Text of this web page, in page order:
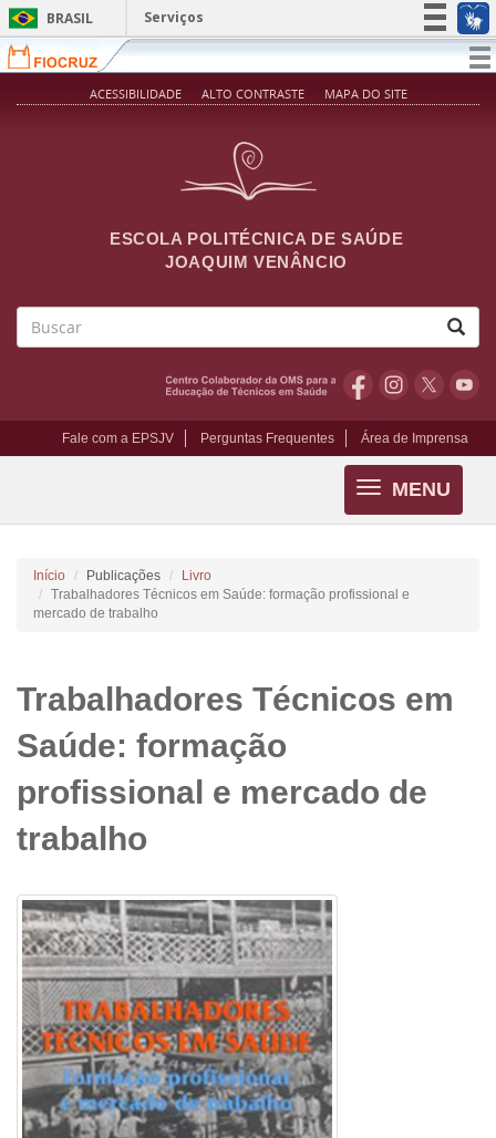
Pular para o conteúdo principal
BRASIL
Serviços
Simplifique!
Participe
ACESSIBILIDADE ALTO CONTRASTE MAPA DO SITE
ESCOLA POLITÉCNICA DE SAÚDE
JOAQUIM VENÂNCIO
Fale com a EPSJV Perguntas Frequentes Área de Imprensa
MENU
Toggle
navigation
Início Publicações
Livro
Trabalhadores Técnicos em Saúde: formação profissional e
mercado de trabalho
Trabalhadores Técnicos em
Saúde: formação
profissional e mercado de
trabalho